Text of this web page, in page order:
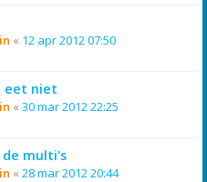
« 12 apr 2012 07:50
eet niet
« 30 mar 2012 22:25
multi's
« 28 mar 2012 20:44